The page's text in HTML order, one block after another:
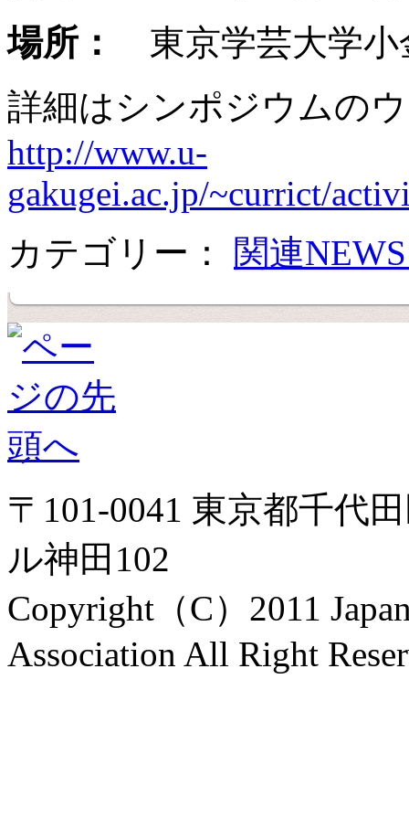
場所： 東京学芸大学
詳細はシンポジウムの
http://www.u-
gakugei.ac.jp/~currict/
カテゴリー： 関連
〒101-0041 東京都千代
ル神田102
Copyright（C）2011
Association All Right